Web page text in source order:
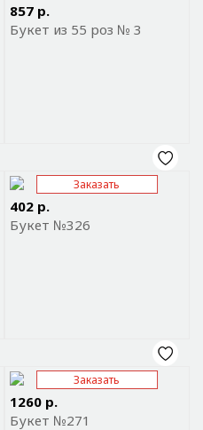
857 р.
Букет из 55 роз № 3
Заказать
402 р.
Букет №326
Отправить ссылку на
Заказать
1260 р.
Букет №271
Отправить ссылку на